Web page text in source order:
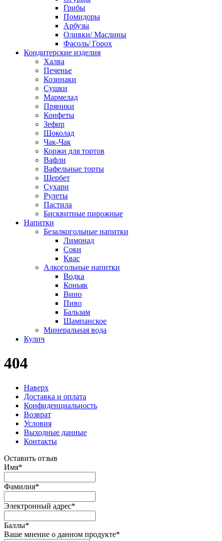
Грибы
Помидоры
Арбузы
Оливки/ Маслины
Фасоль/ Горох
Кондитерские изделия
Халва
Печенье
Козинаки
Сушки
Мармелад
Пряники
Конфеты
Зефир
Шоколад
Чак-Чак
Коржи для тортов
Вафли
Вафельные торты
Щербет
Сухари
Рулеты
Пастила
Бисквитные пирожные
Напитки
Безалкогольные напитки
Лимонад
Соки
Квас
Алкогольные напитки
Водка
Коньяк
Вино
Пиво
Бальзам
Шампанское
Минеральная вода
Кулич
404
Наверх
Доставка и оплата
Конфиденциальность
Возврат
Условия
Выходные данные
Контакты
Оставить отзыв
Имя*
Фамилия*
Электронный адрес*
Баллы*
Ваше мнение о данном продукте*